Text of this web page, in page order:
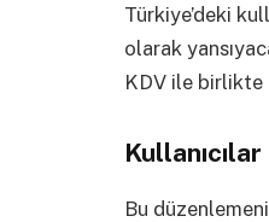
Türkiye’deki
olarak
KDV ile birlikte
Bu